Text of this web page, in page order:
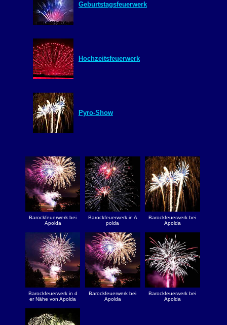
Geburtstagsfeuerwerk
Hochzeitsfeuerwerk
Pyro-Show
Barockfeuerwerk bei
Apolda
Barockfeuerwerk in A
polda
Barockfeuerwerk bei
Apolda
Barockfeuerwerk in d
er Nähe von Apolda
Barockfeuerwerk bei
Apolda
Barockfeuerwerk bei
Apolda